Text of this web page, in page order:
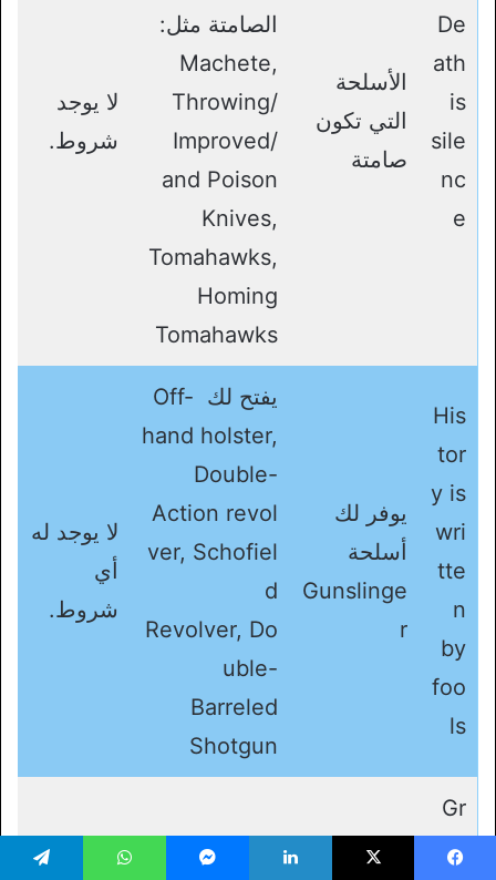
De
ath
is
sile
nc
e
الأسلحة
التي تكون
صامتة
الصامتة مثل:
Machete,
Throwing/
Improved/
and Poison
Knives,
Tomahawks,
Homing
Tomahawks
لا يوجد
شروط.
His
tor
y is
wri
tte
n
by
foo
ls
يوفر لك
أسلحة
Gunslinge
r
يفتح لك Off-
hand holster,
Double-
Action revol
ver, Schofiel
d
Revolver, Do
uble-
Barreled
Shotgun
لا يوجد له
أي
شروط.
Gr
ee